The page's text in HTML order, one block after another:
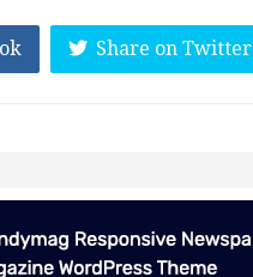
Share on Twitter